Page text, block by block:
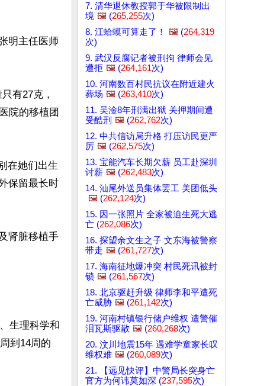
明主任医师
有27克，
院的移植团
在她们出生
保留最长时
肾脏移植手
生理科学和
到14周的
7. 清华退休教授郭于华被限制出
境 🖼️ (265,255次)
8. 江蛤蟆可算走了！
🖼️ (264,319
次)
9. 武汉反腐记者被刑拘 律师会见
遭拒 🖼️ (264,161次)
10. 河南数百村民抗议在附近建火
葬场 🖼️ (263,410次)
11. 吴淦8年刑满出狱 关押期间遭
受酷刑 🖼️ (262,762次)
12. 中共信访局升格 打压访民更严
厉 🖼️ (262,575次)
13. 宝能汽车长期欠薪 员工赴深圳
讨薪 🖼️ (262,483次)
14. 汕尾外送员集体罢工 美团低头
🖼️ (262,124次)
15. 因一张照片 全家被迫生死大逃
亡 (262,086次)
16. 探望余文生之子 文东海被警察
带走 🖼️ (261,727次)
17. 海南征地爆冲突 村民死讯被封
锁 🖼️ (261,567次)
18. 北京驱赶升级 律师李和平遭死
亡威胁 🖼️ (261,142次)
19. 河南村镇银行储户维权 遭警催
泪瓦斯驱散 🖼️ (260,268次)
20. 汶川地震15年 遇难学童家长叹
维权难 🖼️ (260,089次)
21. 【远见快评】中警局长突身亡
官方为何讳莫如深 (237,595次)